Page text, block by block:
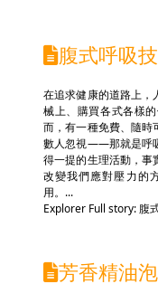
腹式呼吸
在追求健康的道路上，
械上、購買各式各樣
而，有一種免費、隨時
數人忽視——那就是呼
得一提的生理活動，事
改變我們應對壓力的
用。...
Explorer Full story: 腹
芳香精油